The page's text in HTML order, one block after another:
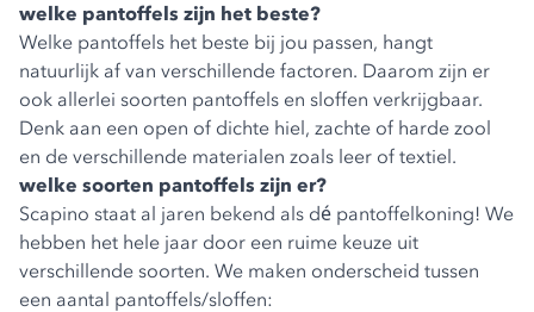
welke pantoffels zijn het beste?
Welke pantoffels het beste bij jou passen, hangt
natuurlijk af van verschillende factoren. Daarom zijn er
ook allerlei soorten pantoffels en sloffen verkrijgbaar.
Denk aan een open of dichte hiel, zachte of harde zool
en de verschillende materialen zoals leer of textiel.
welke soorten pantoffels zijn er?
Scapino staat al jaren bekend als dé pantoffelkoning! We
hebben het hele jaar door een ruime keuze uit
verschillende soorten. We maken onderscheid tussen
een aantal pantoffels/sloffen: